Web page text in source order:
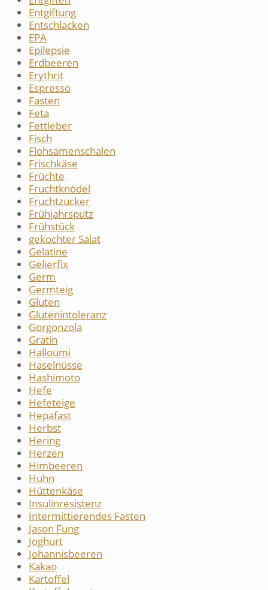
Entgiftung
Entschlacken
EPA
Epilepsie
Erdbeeren
Erythrit
Espresso
Fasten
Feta
Fettleber
Fisch
Flohsamenschalen
Frischkäse
Früchte
Fruchtknödel
Fruchtzucker
Frühjahrsputz
Frühstück
gekochter Salat
Gelatine
Gelierfix
Germ
Germteig
Gluten
Glutenintoleranz
Gorgonzola
Gratin
Halloumi
Haselnüsse
Hashimoto
Hefe
Hefeteige
Hepafast
Herbst
Hering
Herzen
Himbeeren
Huhn
Hüttenkäse
Insulinresistenz
Intermittierendes Fasten
Jason Fung
Joghurt
Johannisbeeren
Kakao
Kartoffel